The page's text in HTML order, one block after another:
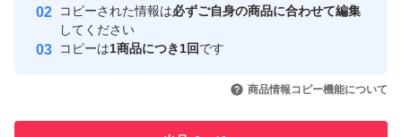
取引実績
引を完了させた実績があります
コピーされた情報は必ずご自身の商品に合わせて編集
してください
コピーは1商品につき1回です
商品情報コピー機能について